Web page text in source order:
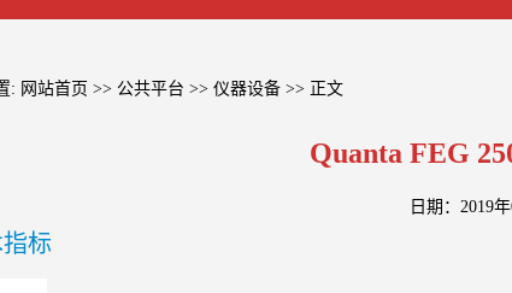
: 网站首页 >> 公共平台 >> 仪器设备 >> 正文
Quanta FEG
日期：2019
标